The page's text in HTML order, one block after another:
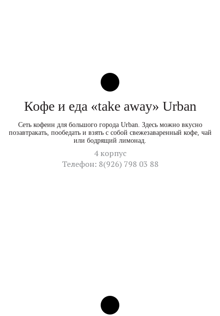
Кофе и еда «take away» Urban
Сеть кофеин для большого города Urban. Здесь можно вкусно
позавтракать, пообедать и взять с собой свежезаваренный кофе, чай
или бодрящий лимонад.
4 корпус
Телефон: 8(926) 798 03 88